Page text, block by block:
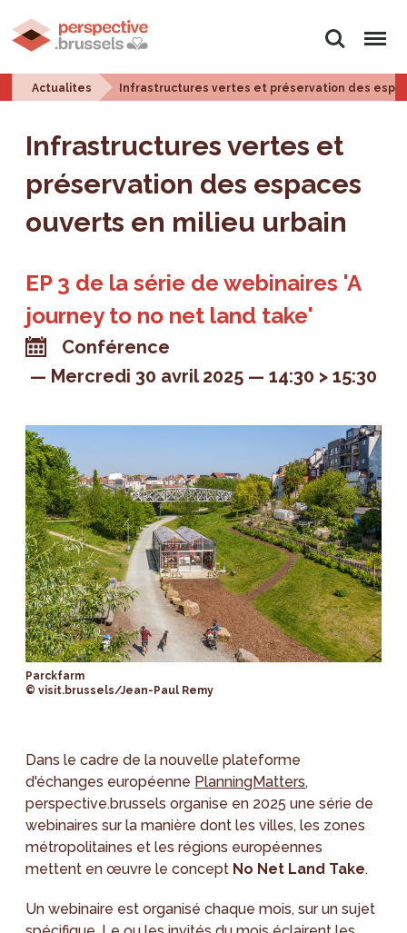
Rechercher
Menu
Actualites Infrastructures vertes et préservation des
Infrastructures vertes et
préservation des espaces
ouverts en milieu urbain
EP 3 de la série de webinaires 'A
journey to no net land take'
Conférence
Mercredi 30 avril 2025
14:30 > 15:30
Parckfarm
© visit.brussels/Jean-Paul Remy
Dans le cadre de la nouvelle plateforme
d'échanges européenne PlanningMatters,
perspective.brussels organise en 2025 une série de
webinaires sur la manière dont les villes, les zones
métropolitaines et les régions européennes
mettent en œuvre le concept No Net Land Take.
Un webinaire est organisé chaque mois, sur un sujet